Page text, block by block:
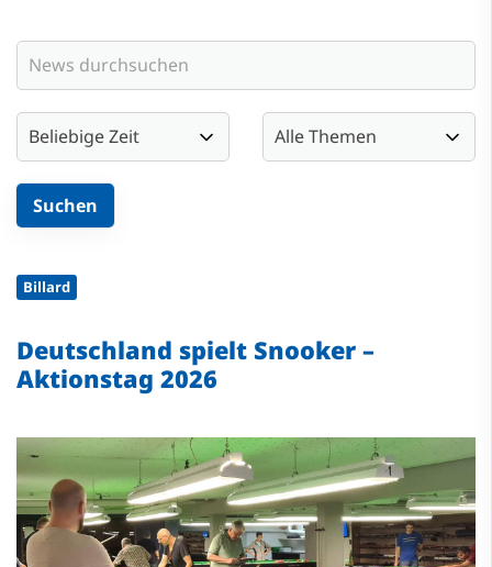
Billard
Deutschland spielt Snooker –
Aktionstag 2026